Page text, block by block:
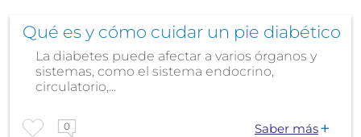
Qué es y cómo cuidar un pie diabético
La diabetes puede afectar a varios órganos y
sistemas, como el sistema endocrino,
circulatorio,...
0 Saber más